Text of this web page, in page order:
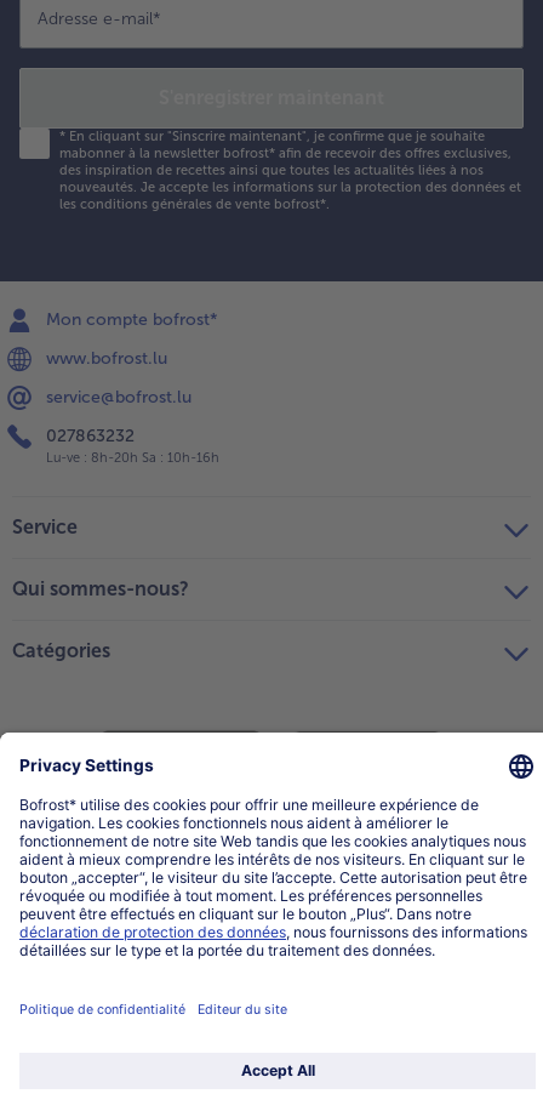
Adresse e-mail*
* En cliquant sur "Sinscrire maintenant", je confirme que je souhaite
mabonner à la newsletter bofrost* afin de recevoir des offres exclusives,
des inspiration de recettes ainsi que toutes les actualités liées à nos
nouveautés. Je accepte les informations sur la protection des données et
les conditions générales de vente bofrost*.
Mon compte bofrost*
www.bofrost.lu
service@bofrost.lu
027863232
Lu-ve : 8h-20h Sa : 10h-16h
Service
Qui sommes-nous?
Catégories
Sélectionner le pays / la langue